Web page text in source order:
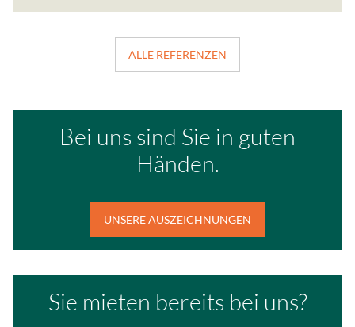
ALLE REFERENZEN
Bei uns sind Sie in guten
Händen.
UNSERE AUSZEICHNUNGEN
Sie mieten bereits bei uns?
cookie_consent
Speichert die
1 Jahr
EXTERNE MEDIEN
Inhalte von
Plattformen werden